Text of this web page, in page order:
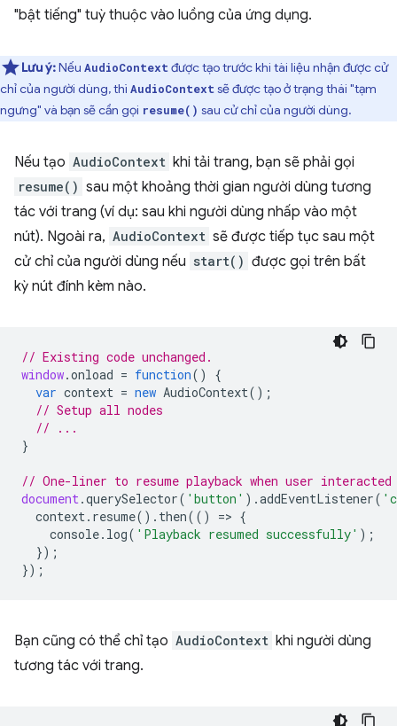
"bật tiếng" tuỳ thuộc vào luồng của ứng dụng.
Lưu ý:Nếu AudioContext được tạo trước khi tài liệu nhận được cử
chỉ của người dùng, thì AudioContext sẽ được tạo ở trạng thái "tạm
ngưng" và bạn sẽ cần gọi resume() sau cử chỉ của người dùng.
Nếu tạo AudioContext khi tải trang, bạn sẽ phải gọi
resume() sau một khoảng thời gian người dùng tương
tác với trang (ví dụ: sau khi người dùng nhấp vào một
nút). Ngoài ra, AudioContext sẽ được tiếp tục sau một
cử chỉ của người dùng nếu start() được gọi trên bất
kỳ nút đính kèm nào.
// Existing code unchanged.
window.onload = function()
{
var context = new AudioContext();
// Setup all nodes
// ...
}
// One-liner to resume playback when user
document .querySelector( 'button' ).addEventListener(
context . resume(). then(() => {
console. log( 'Playback resumed successfully' );
});
});
Bạn cũng có thể chỉ tạo AudioContext khi người dùng
tương tác với trang.